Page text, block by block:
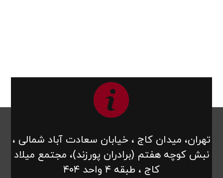
تهران، میدان کاج ، خیابان سعادت آباد شمالی ،
نبش کوچه هفتم (برادران پورزند)، مجتمع میلاد
کاج ، طبقه ۴ واحد ۴۰۴